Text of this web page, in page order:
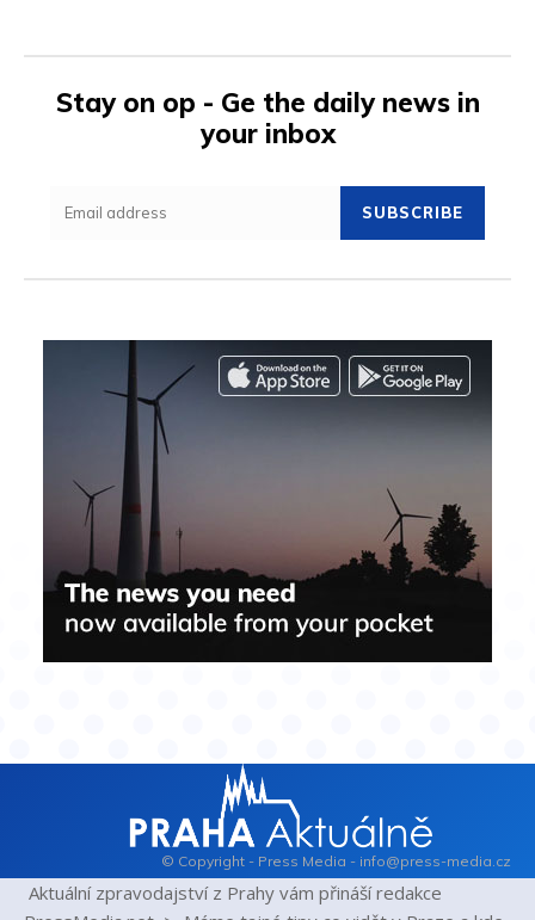
Stay on op - Ge the daily news in
your inbox
SUBSCRIBE
© Copyright - Press Media - info@press-media.cz
Aktuální zpravodajství z Prahy vám přináší redakce